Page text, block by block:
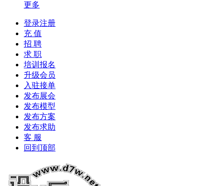
更多
登录注册
充 值
招 聘
求 职
培训报名
升级会员
入驻接单
发布展会
发布模型
发布方案
发布求助
客 服
回到顶部